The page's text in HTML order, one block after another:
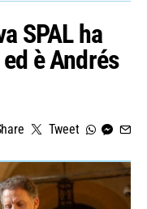
SPAL ha
è Andrés
Tweet